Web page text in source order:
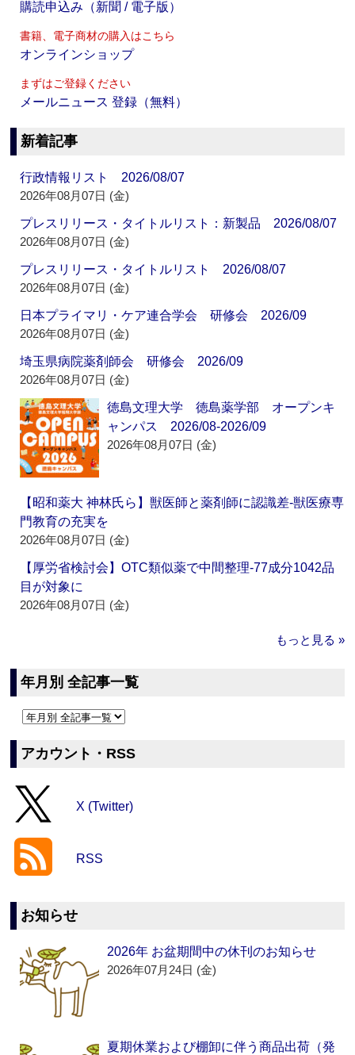
購読申込み（新聞 / 電子版）
書籍、電子商材の購入はこちら
オンラインショップ
まずはご登録ください
メールニュース 登録（無料）
新着記事
行政情報リスト 2026/08/07
2026年08月07日 (金)
プレスリリース・タイトルリスト：新製品 2026/08/07
2026年08月07日 (金)
プレスリリース・タイトルリスト 2026/08/07
2026年08月07日 (金)
日本プライマリ・ケア連合学会 研修会 2026/09
2026年08月07日 (金)
埼玉県病院薬剤師会 研修会 2026/09
2026年08月07日 (金)
徳島文理大学 徳島薬学部 オープンキ
ャンパス 2026/08-2026/09
2026年08月07日 (金)
【昭和薬大 神林氏ら】獣医師と薬剤師に認識差‐獣医療専
門教育の充実を
2026年08月07日 (金)
【厚労省検討会】OTC類似薬で中間整理‐77成分1042品
目が対象に
2026年08月07日 (金)
もっと見る »
年月別 全記事一覧
アカウント・RSS
X (Twitter)
RSS
お知らせ
2026年 お盆期間中の休刊のお知らせ
2026年07月24日 (金)
夏期休業および棚卸に伴う商品出荷（発